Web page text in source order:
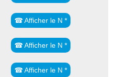
☎ Afficher le N *
☎ Afficher le N *
☎ Afficher le N *